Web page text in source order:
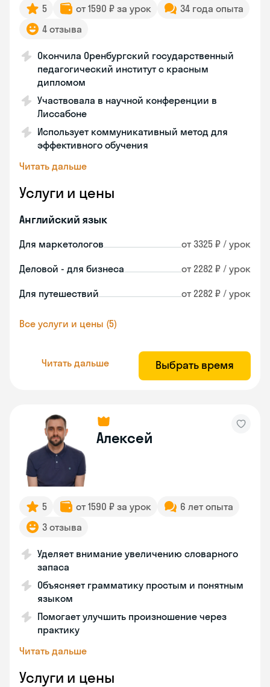
5 от 1590 ₽ за урок
34 года опыта
4 отзыва
Окончила Оренбургский государственный
педагогический институт с красным
дипломом
Участвовала в научной конференции в
Лиссабоне
Использует коммуникативный метод для
эффективного обучения
Читать дальше
Услуги и цены
Английский язык
Для маркетологов от 3325 ₽ / урок
Деловой - для бизнеса от 2282 ₽ / урок
Для путешествий от 2282 ₽ / урок
Все услуги и цены (5)
Читать дальше Выбрать время
Алексей
5 от 1590 ₽ за урок
6 лет опыта
3 отзыва
Уделяет внимание увеличению словарного
запаса
Объясняет грамматику простым и понятным
языком
Помогает улучшить произношение через
практику
Читать дальше
Услуги и цены